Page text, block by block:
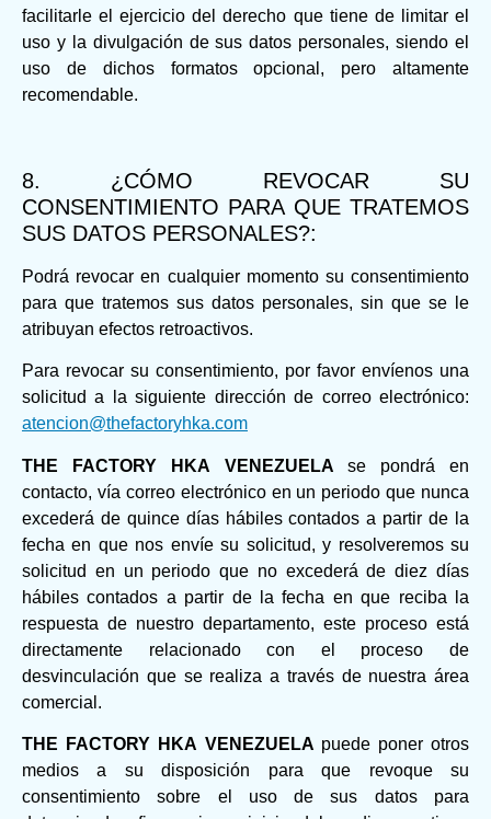
facilitarle el ejercicio del derecho que tiene de limitar el
uso y la divulgación de sus datos personales, siendo el
uso de dichos formatos opcional, pero altamente
recomendable.
8. ¿CÓMO REVOCAR SU
CONSENTIMIENTO PARA QUE TRATEMOS
SUS DATOS PERSONALES?:
Podrá revocar en cualquier momento su consentimiento
para que tratemos sus datos personales, sin que se le
atribuyan efectos retroactivos.
Para revocar su consentimiento, por favor envíenos una
solicitud a la siguiente dirección de correo electrónico:
atencion@thefactoryhka.com
THE FACTORY HKA VENEZUELA se pondrá en
contacto, vía correo electrónico en un periodo que nunca
excederá de quince días hábiles contados a partir de la
fecha en que nos envíe su solicitud, y resolveremos su
solicitud en un periodo que no excederá de diez días
hábiles contados a partir de la fecha en que reciba la
respuesta de nuestro departamento, este proceso está
directamente relacionado con el proceso de
desvinculación que se realiza a través de nuestra área
comercial.
THE FACTORY HKA VENEZUELA puede poner otros
medios a su disposición para que revoque su
consentimiento sobre el uso de sus datos para